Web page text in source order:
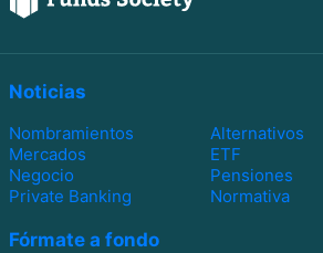
Noticias
Nombramientos
Alternativos
Mercados
ETF
Negocio
Pensiones
Private Banking
Normativa
Fórmate a fondo